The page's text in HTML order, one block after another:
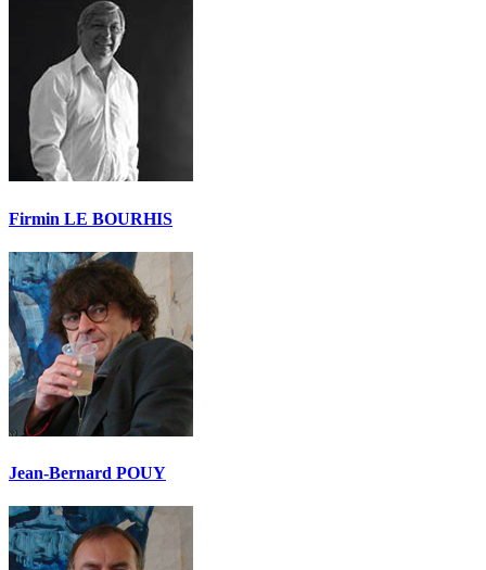
Firmin LE BOURHIS
Jean-Bernard POUY